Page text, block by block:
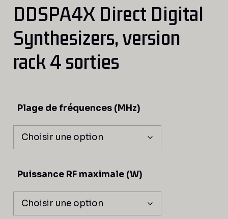
DDSPA4X Direct Digital
Synthesizers, version
rack 4 sorties
Plage de fréquences (MHz)
Puissance RF maximale (W)